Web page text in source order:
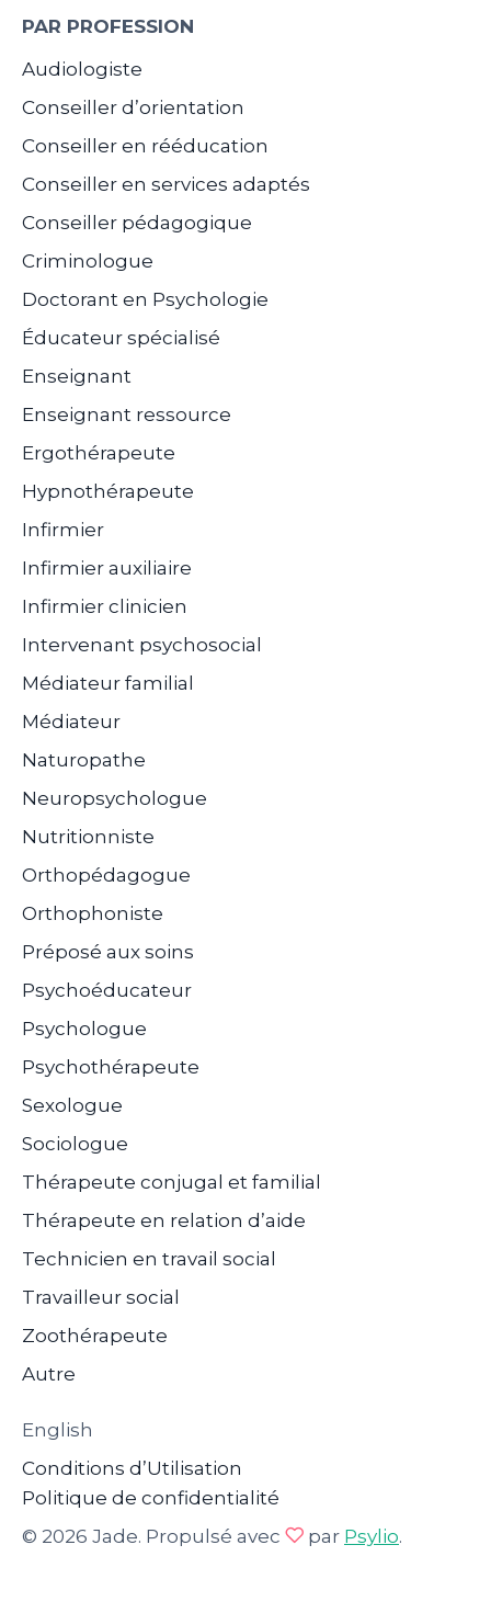
PAR PROFESSION
Audiologiste
Conseiller d’orientation
Conseiller en rééducation
Conseiller en services adaptés
Conseiller pédagogique
Criminologue
Doctorant en Psychologie
Éducateur spécialisé
Enseignant
Enseignant ressource
Ergothérapeute
Hypnothérapeute
Infirmier
Infirmier auxiliaire
Infirmier clinicien
Intervenant psychosocial
Médiateur familial
Médiateur
Naturopathe
Neuropsychologue
Nutritionniste
Orthopédagogue
Orthophoniste
Préposé aux soins
Psychoéducateur
Psychologue
Psychothérapeute
Sexologue
Sociologue
Thérapeute conjugal et familial
Thérapeute en relation d’aide
Technicien en travail social
Travailleur social
Zoothérapeute
Autre
English
Conditions d’Utilisation
Politique de confidentialité
© 2026 Jade. Propulsé avec
par Psylio.